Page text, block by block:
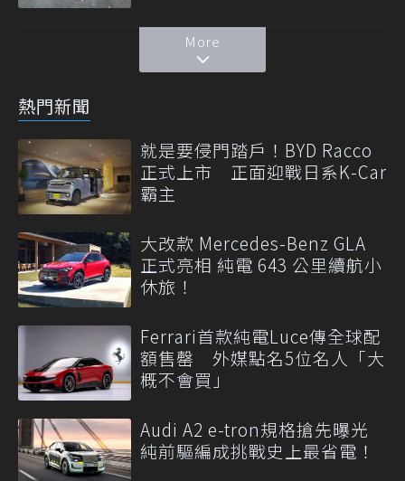
More
熱門新聞
就是要侵門踏戶！BYD Racco
正式上市 正面迎戰日系K-Car
霸主
大改款 Mercedes-Benz GLA
正式亮相 純電 643 公里續航小
休旅！
Ferrari首款純電Luce傳全球配
額售罄 外媒點名5位名人「大
概不會買」
Audi A2 e-tron規格搶先曝光
純前驅編成挑戰史上最省電！